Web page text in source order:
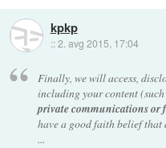
kpkp
::2. avg 2015, 17:04
Finally, we will access,
including your content
private communications or
have a good faith belief that
...